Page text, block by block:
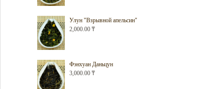
Улун "Взрывной апельсин"
2,000.00 ₸
Фэнхуан Даньцун
3,000.00 ₸